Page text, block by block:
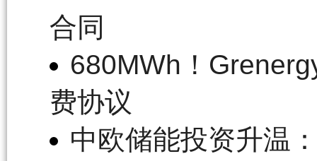
合同
680MWh！
费协议
中欧储能投资升温